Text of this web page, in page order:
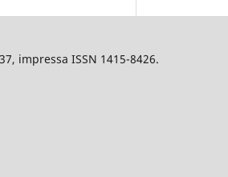
impressa ISSN 1415-8426.